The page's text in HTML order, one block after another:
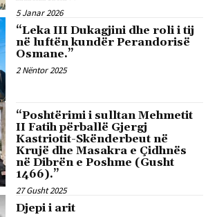
5 Janar 2026
“Leka III Dukagjini dhe roli i tij
në luftën kundër Perandorisë
Osmane.”
2 Nëntor 2025
“Poshtërimi i sulltan Mehmetit
II Fatih përballë Gjergj
Kastriotit-Skënderbeut në
Krujë dhe Masakra e Çidhnës
në Dibrën e Poshme (Gusht
1466).”
27 Gusht 2025
Djepi i arit